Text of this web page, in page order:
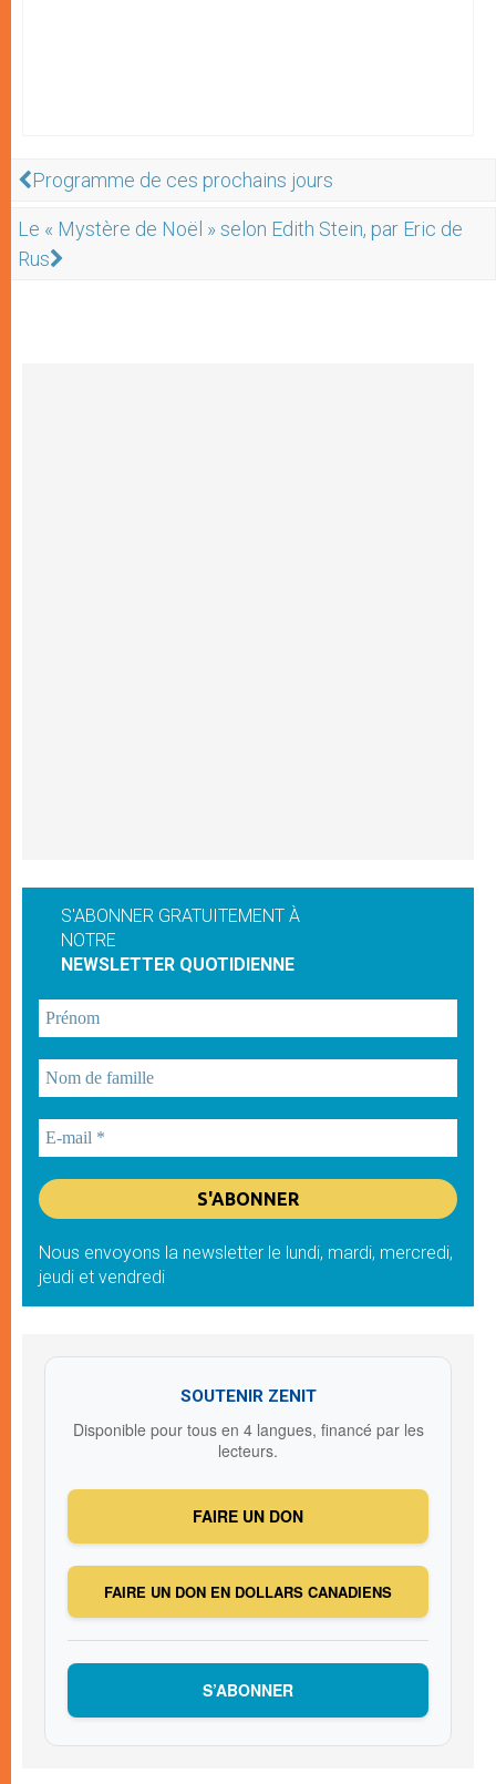
Programme de ces prochains jours
Le « Mystère de Noël » selon Edith Stein, par Eric de
Rus
S'ABONNER GRATUITEMENT À
NOTRE
NEWSLETTER QUOTIDIENNE
Nous envoyons la newsletter le lundi, mardi, mercredi,
jeudi et vendredi
SOUTENIR ZENIT
Disponible pour tous en 4 langues, financé par les
lecteurs.
FAIRE UN DON
FAIRE UN DON EN DOLLARS CANADIENS
S’ABONNER